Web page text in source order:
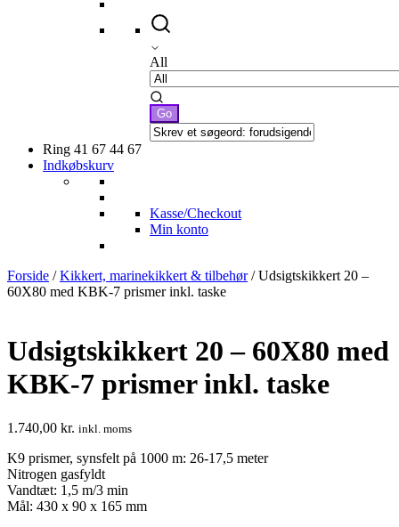
All
Ring 41 67 44 67
Indkøbskurv
Kasse/Checkout
Min konto
Forside /Kikkert, marinekikkert & tilbehør/ Udsigtskikkert 20 –
60X80 med KBK-7 prismer inkl. taske
Udsigtskikkert 20 – 60X80 med
KBK-7 prismer inkl. taske
1.740,00 kr. inkl. moms
K9 prismer, synsfelt på 1000 m: 26-17,5 meter
Nitrogen gasfyldt
Vandtæt: 1,5 m/3 min
Mål: 430 x 90 x 165 mm